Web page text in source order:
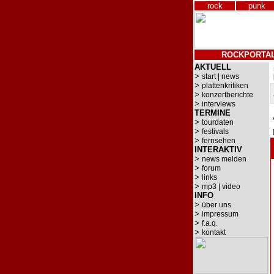
rock punk
AKTUELL
> start | news
> plattenkritiken
> konzertberichte
> interviews
TERMINE
> tourdaten
> festivals
> fernsehen
INTERAKTIV
> news melden
> forum
> links
> mp3 | video
INFO
> über uns
> impressum
> f.a.q.
> kontakt